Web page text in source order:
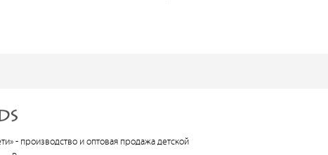
- производство и оптовая продажа детской